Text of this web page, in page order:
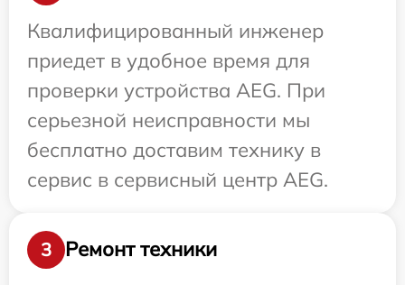
Квалифицированный инженер
приедет в удобное время для
проверки устройства AEG. При
серьезной неисправности мы
бесплатно доставим технику в
сервис в сервисный центр AEG.
3
Ремонт техники